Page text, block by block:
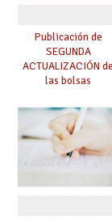
Publicación de
SEGUNDA
ACTUALIZACIÓN de
las bolsas
Cuerpo de
de especialidades
convocadas a
oposición